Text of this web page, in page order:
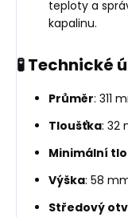
teploty a
kapalinu.
🧪 Technické
Průměr: 311
Tloušťka: 32
Minimální
Výška: 58
Středový